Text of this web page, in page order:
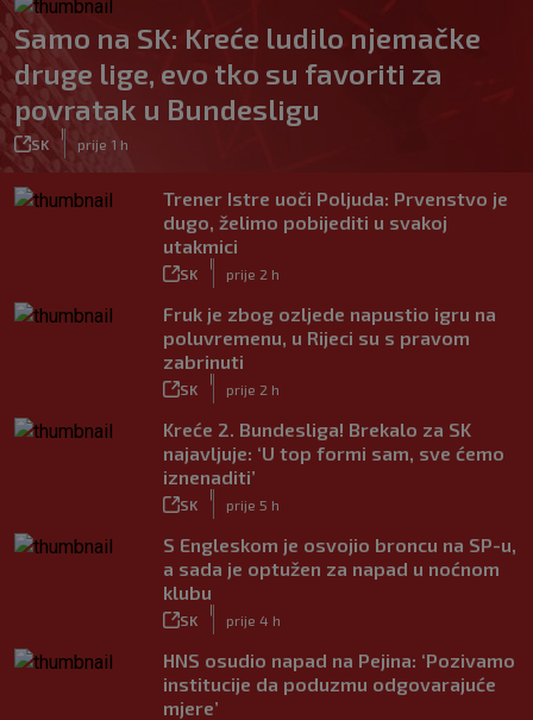
Samo na SK: Kreće ludilo njemačke
druge lige, evo tko su favoriti za
povratak u Bundesligu
SK prije 1 h
Trener Istre uoči Poljuda: Prvenstvo je
dugo, želimo pobijediti u svakoj
utakmici
SK prije 2 h
Fruk je zbog ozljede napustio igru na
poluvremenu, u Rijeci su s pravom
zabrinuti
SK prije 2 h
Kreće 2. Bundesliga! Brekalo za SK
najavljuje: ‘U top formi sam, sve ćemo
iznenaditi’
SK prije 5 h
S Engleskom je osvojio broncu na SP-u,
a sada je optužen za napad u noćnom
klubu
SK prije 4 h
HNS osudio napad na Pejina: ‘Pozivamo
institucije da poduzmu odgovarajuće
mjere’